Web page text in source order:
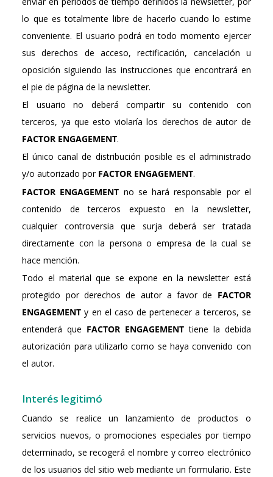
lo que es totalmente libre de hacerlo cuando lo estime
conveniente. El usuario podrá en todo momento ejercer
sus derechos de acceso, rectificación, cancelación u
oposición siguiendo las instrucciones que encontrará en
el pie de página de la newsletter.
El usuario no deberá compartir su contenido con
terceros, ya que esto violaría los derechos de autor de
FACTOR ENGAGEMENT.
El único canal de distribución posible es el administrado
y/o autorizado por FACTOR ENGAGEMENT.
FACTOR ENGAGEMENT no se hará responsable por el
contenido de terceros expuesto en la newsletter,
cualquier controversia que surja deberá ser tratada
directamente con la persona o empresa de la cual se
hace mención.
Todo el material que se expone en la newsletter está
protegido por derechos de autor a favor de FACTOR
ENGAGEMENT y en el caso de pertenecer a terceros, se
entenderá que FACTOR ENGAGEMENT tiene la debida
autorización para utilizarlo como se haya convenido con
el autor.
Interés legitimó
Cuando se realice un lanzamiento de productos o
servicios nuevos, o promociones especiales por tiempo
determinado, se recogerá el nombre y correo electrónico
de los usuarios del sitio web mediante un formulario. Este